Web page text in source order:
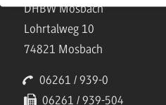
DHBW Mosbach
Lohrtalweg 10
74821 Mosbach
06261 / 939-0
06261 / 939-504